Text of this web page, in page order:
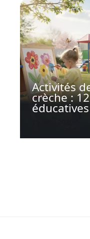
Activités
crèche :
éducatives